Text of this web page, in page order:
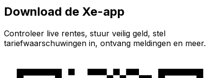
Download de Xe-app
Controleer live rentes, stuur veilig geld, stel
tariefwaarschuwingen in, ontvang meldingen en meer.